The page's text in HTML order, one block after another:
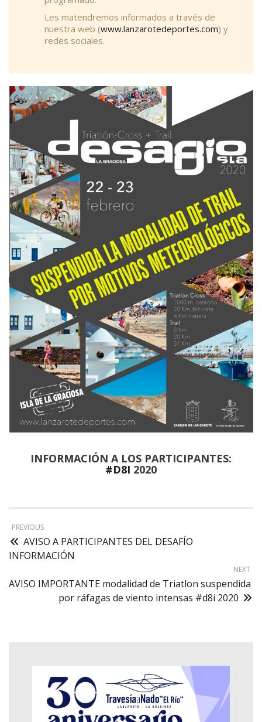
Les matendremos informados a través de
nuestra web (www.lanzarotedeportes.com) y
redes sociales.
INFORMACIÓN A LOS PARTICIPANTES:
#D8I 2020
PREVIOUS
AVISO A PARTICIPANTES DEL DESAFÍO
INFORMACIÓN
NEXT
AVISO IMPORTANTE modalidad de Triatlon suspendida
por ráfagas de viento intensas #d8i 2020